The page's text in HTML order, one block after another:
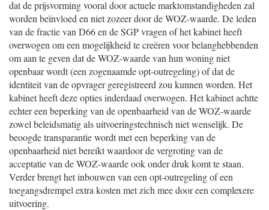
dat de prijsvorming vooral door actuele marktomstandigheden zal
worden beïnvloed en niet zozeer door de WOZ-waarde. De leden
van de fractie van D66 en de SGP vragen of het kabinet heeft
overwogen om een mogelijkheid te creëren voor belanghebbenden
om aan te geven dat de WOZ-waarde van hun woning niet
openbaar wordt (een zogenaamde opt-outregeling) of dat de
identiteit van de opvrager geregistreerd zou kunnen worden. Het
kabinet heeft deze opties inderdaad overwogen. Het kabinet achtte
echter een beperking van de openbaarheid van de WOZ-waarde
zowel beleidsmatig als uitvoeringstechnisch niet wenselijk. De
beoogde transparantie wordt met een beperking van de
openbaarheid niet bereikt waardoor de vergroting van de
acceptatie van de WOZ-waarde ook onder druk komt te staan.
Verder brengt het inbouwen van een opt-outregeling of een
toegangsdrempel extra kosten met zich mee door een complexere
uitvoering.